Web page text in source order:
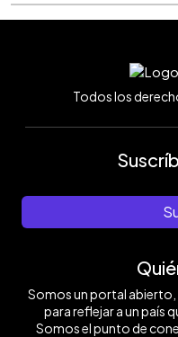
Todos los
Somos un portal
para reflejar a un país
Somos el punto de